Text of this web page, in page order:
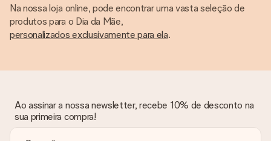
Na nossa loja online, pode encontrar uma vasta seleção de
produtos para o Dia da Mãe,
personalizados exclusivamente para ela.
Ao assinar a nossa newsletter, recebe 10% de desconto na
sua primeira compra!